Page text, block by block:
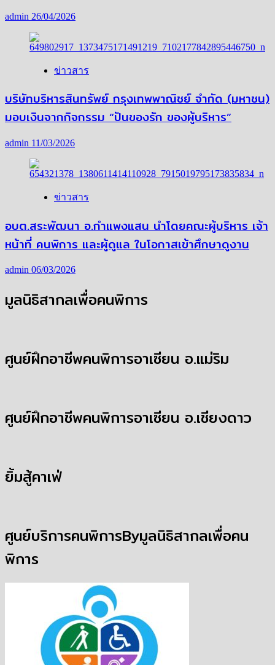
admin 26/04/2026
ข่าวสาร
บริษัทบริหารสินทรัพย์ กรุงเทพพาณิชย์ จำกัด (มหาชน)
มอบเงินจากกิจกรรม “ปันของรัก ของผู้บริหาร”
admin 11/03/2026
ข่าวสาร
อบต.สระพัฒนา อ.กำแพงแสน นำโดยคณะผู้บริหาร เจ้า
หน้าที่ คนพิการ และผู้ดูแล ในโอกาสเข้าศึกษาดูงาน
admin 06/03/2026
มูลนิธิสากลเพื่อคนพิการ
ศูนย์ฝึกอาชีพคนพิการอาเซียน อ.แม่ริม
ศูนย์ฝึกอาชีพคนพิการอาเซียน อ.เชียงดาว
ยิ้มสู้คาเฟ่
ศูนย์บริการคนพิการByมูลนิธิสากลเพื่อคน
พิการ